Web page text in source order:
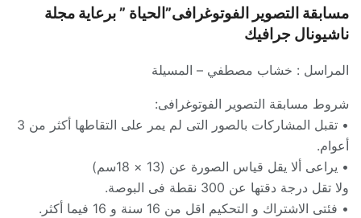
مسابقة التصوير الفوتوغرافى”الحياة ” برعاية مجلة
ناشيونال جرافيك
المراسل : خشاب مصطفي – المسيلة
شروط مسابقة التصوير الفوتوغرافى: ‏
• تقبل المشاركات بالصور التى لم يمر على التقاطها أكثر من 3
أعوام. ‏
• يراعى ألا يقل قياس الصورة عن (13 × 18سم)
ولا تقل درجة دقتها عن 300 نقطة فى البوصة. ‏
• فئتى الاشتراك و التحكيم اقل من 16 سنة و 16 فيما أكثر. ‏